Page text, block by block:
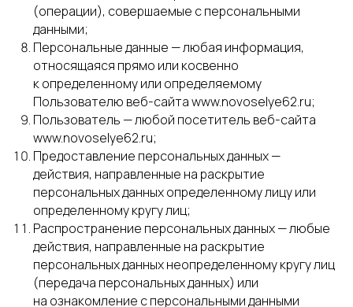
(операции), совершаемые с персональными
данными;
Персональные данные — любая информация,
относящаяся прямо или косвенно
к определенному или определяемому
Пользователю веб-сайта www.novoselye62.ru;
Пользователь — любой посетитель веб-сайта
www.novoselye62.ru;
Предоставление персональных данных —
действия, направленные на раскрытие
персональных данных определенному лицу или
определенному кругу лиц;
Распространение персональных данных — любые
действия, направленные на раскрытие
персональных данных неопределенному кругу лиц
(передача персональных данных) или
на ознакомление с персональными данными